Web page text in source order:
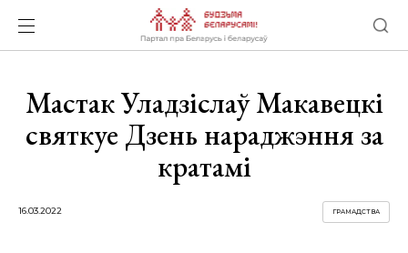
Мастак Уладзіслаў Макавецкі
святкуе Дзень нараджэння за
кратамі
16.03.2022 ГРАМАДСТВА